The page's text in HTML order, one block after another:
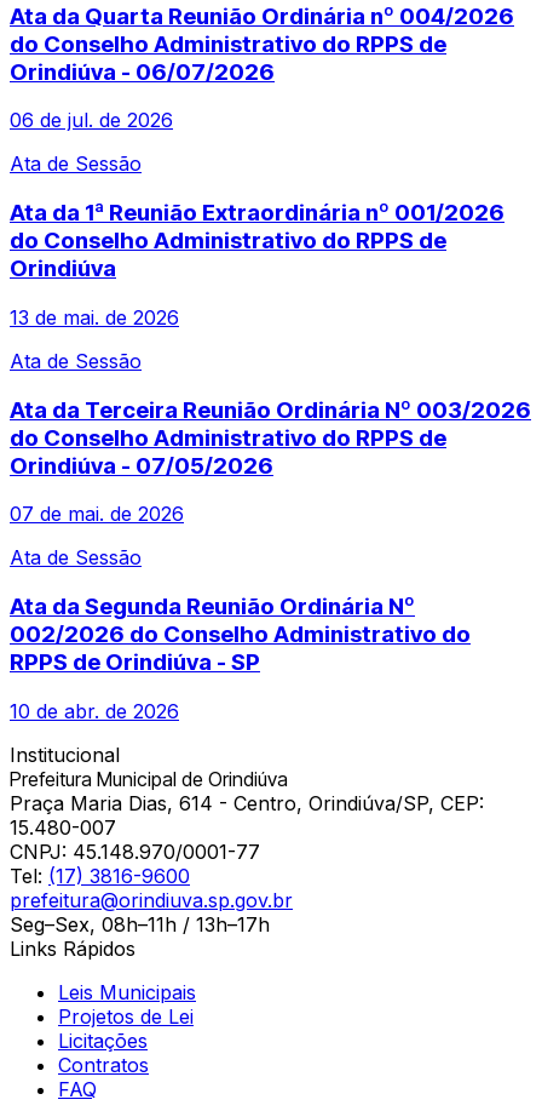
Ata da Quarta Reunião Ordinária nº 004/2026
do Conselho Administrativo do RPPS de
Orindiúva - 06/07/2026
06 de jul. de 2026
Ata de Sessão
Ata da 1ª Reunião Extraordinária nº 001/2026
do Conselho Administrativo do RPPS de
Orindiúva
13 de mai. de 2026
Ata de Sessão
Ata da Terceira Reunião Ordinária Nº 003/2026
do Conselho Administrativo do RPPS de
Orindiúva - 07/05/2026
07 de mai. de 2026
Ata de Sessão
Ata da Segunda Reunião Ordinária Nº
002/2026 do Conselho Administrativo do
RPPS de Orindiúva - SP
10 de abr. de 2026
Institucional
Prefeitura Municipal de Orindiúva
Praça Maria Dias, 614 - Centro, Orindiúva/SP, CEP:
15.480-007
CNPJ: 45.148.970/0001-77
Tel: (17) 3816-9600
prefeitura@orindiuva.sp.gov.br
Seg–Sex, 08h–11h / 13h–17h
Links Rápidos
Leis Municipais
Projetos de Lei
Licitações
Contratos
FAQ